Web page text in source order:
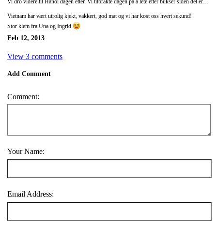
Vietnam har vært utrolig kjekt, vakkert, god mat og vi har kost oss hvert sekund!
Stor klem fra Una og Ingrid
Feb 12, 2013
View 3 comments
Add Comment
Comment:
Your Name:
Email Address: